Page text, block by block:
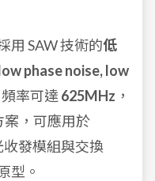
用 SAW 技術的低
phase noise, low
頻率可達 625MHz ，
，可應用於
發模組與交換
型。